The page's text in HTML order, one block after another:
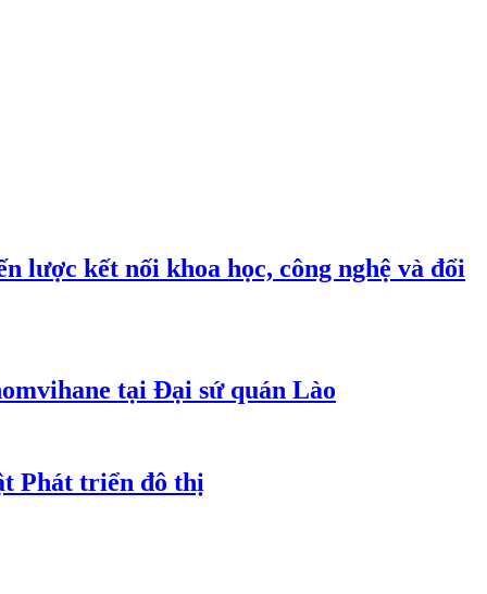
lược kết nối khoa học, công nghệ và đổi
tại Đại sứ quán Lào
Phát triển đô thị